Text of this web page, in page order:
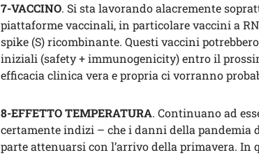
7-VACCINO. Si sta lavorando alacremente
piattaforme vaccinali, in particolare vaccini a
spike (S) ricombinante. Questi vaccini
iniziali (safety + immunogenicity) entro il
efficacia clinica vera e propria ci vorranno
8-EFFETTO TEMPERATURA. Continuano ad
certamente indizi – che i danni della pandemia
parte attenuarsi con l’arrivo della primavera. In